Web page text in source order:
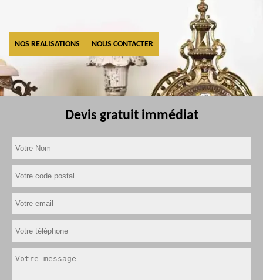
NOS REALISATIONS NOUS CONTACTER
Devis gratuit immédiat